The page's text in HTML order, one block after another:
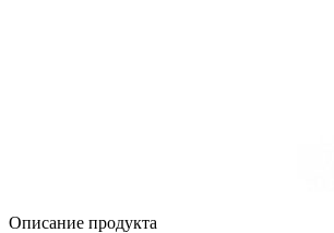
Описание продукта